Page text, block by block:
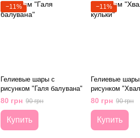
−11%
Гелиевые шары с
рисунком "Галя балувана"
80 грн 90 грн
Купить
−11%
Гелиевые
рисунком
кульки"
80 грн 90 грн
Купить